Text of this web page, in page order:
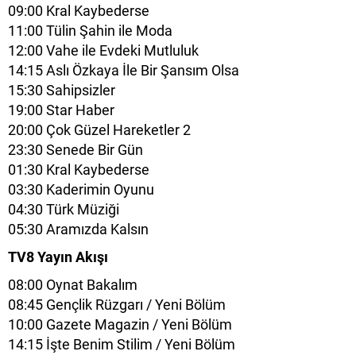
09:00 Kral Kaybederse
11:00 Tülin Şahin ile Moda
12:00 Vahe ile Evdeki Mutluluk
14:15 Aslı Özkaya İle Bir Şansım Olsa
15:30 Sahipsizler
19:00 Star Haber
20:00 Çok Güzel Hareketler 2
23:30 Senede Bir Gün
01:30 Kral Kaybederse
03:30 Kaderimin Oyunu
04:30 Türk Müziği
05:30 Aramızda Kalsın
TV8 Yayın Akışı
08:00 Oynat Bakalım
08:45 Gençlik Rüzgarı / Yeni Bölüm
10:00 Gazete Magazin / Yeni Bölüm
14:15 İşte Benim Stilim / Yeni Bölüm